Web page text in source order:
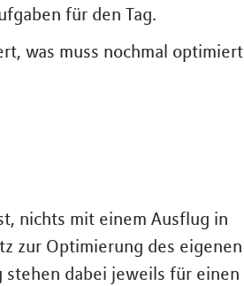
für den Tag.
was muss nochmal optimiert
nichts mit einem Ausflug in
zur Optimierung des eigenen
stehen dabei jeweils für einen